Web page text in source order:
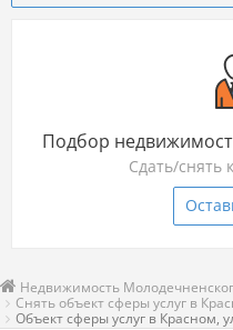
Подбор
Сдать/снять
Недвижимость
Снять объект сферы услуг в
Объект сферы услуг в Красном,